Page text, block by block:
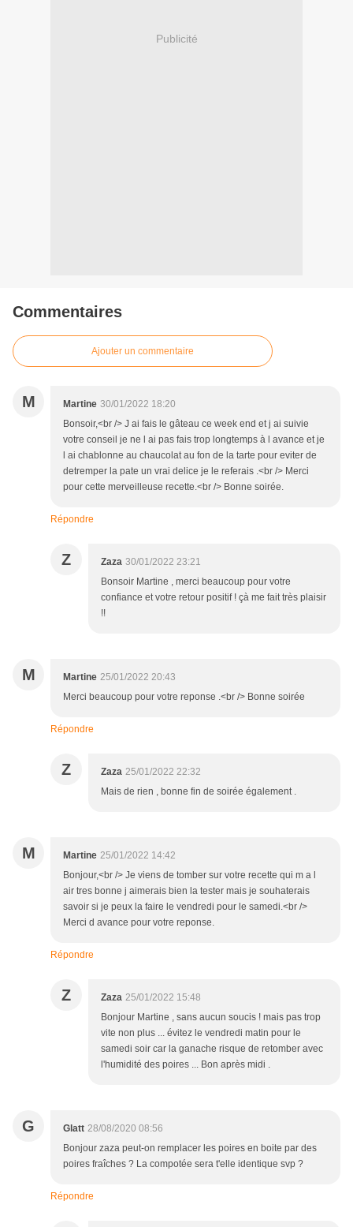
Publicité
Commentaires
Ajouter un commentaire
M Martine 30/01/2022 18:20
Bonsoir,<br /> J ai fais le gâteau ce week end et j ai suivie
votre conseil je ne l ai pas fais trop longtemps à l avance et je
l ai chablonne au chaucolat au fon de la tarte pour eviter de
detremper la pate un vrai delice je le referais .<br /> Merci
pour cette merveilleuse recette.<br /> Bonne soirée.
Répondre
Z Zaza 30/01/2022 23:21
Bonsoir Martine , merci beaucoup pour votre
confiance et votre retour positif ! çà me fait très plaisir
!!
M Martine 25/01/2022 20:43
Merci beaucoup pour votre reponse .<br /> Bonne soirée
Répondre
Z Zaza 25/01/2022 22:32
Mais de rien , bonne fin de soirée également .
M Martine 25/01/2022 14:42
Bonjour,<br /> Je viens de tomber sur votre recette qui m a l
air tres bonne j aimerais bien la tester mais je souhaterais
savoir si je peux la faire le vendredi pour le samedi.<br />
Merci d avance pour votre reponse.
Répondre
Z Zaza 25/01/2022 15:48
Bonjour Martine , sans aucun soucis ! mais pas trop
vite non plus ... évitez le vendredi matin pour le
samedi soir car la ganache risque de retomber avec
l'humidité des poires ... Bon après midi .
G Glatt 28/08/2020 08:56
Bonjour zaza peut-on remplacer les poires en boite par des
poires fraîches ? La compotée sera t'elle identique svp ?
Répondre